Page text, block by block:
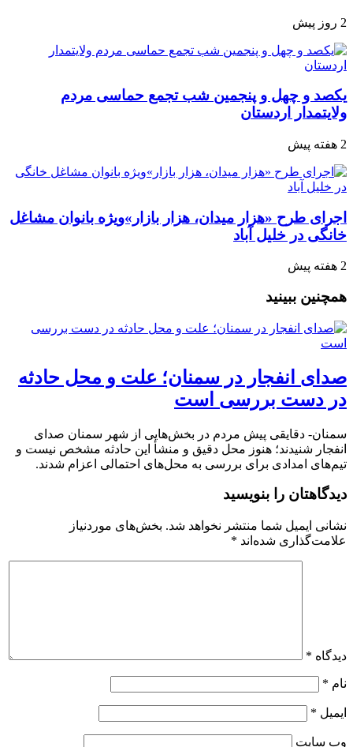
2 روز پیش
یکصد و چهل و پنجمین شب تجمع‌ حماسی مردم‌
ولایتمدار اردستان
2 هفته پیش
اجرای طرح «هزار میدان، هزار بازار»ویژه بانوان مشاغل
خانگی در خلیل آباد
2 هفته پیش
همچنین ببینید
صدای انفجار در سمنان؛ علت و محل حادثه
در دست بررسی است
سمنان- دقایقی پیش مردم در بخش‌هایی از شهر سمنان صدای
انفجار شنیدند؛ هنوز محل دقیق و منشأ این حادثه مشخص نیست و
تیم‌های امدادی برای بررسی به محل‌های احتمالی اعزام شدند.
دیدگاهتان را بنویسید
نشانی ایمیل شما منتشر نخواهد شد. بخش‌های موردنیاز
علامت‌گذاری شده‌اند *
دیدگاه *
نام *
ایمیل *
وب‌ سایت